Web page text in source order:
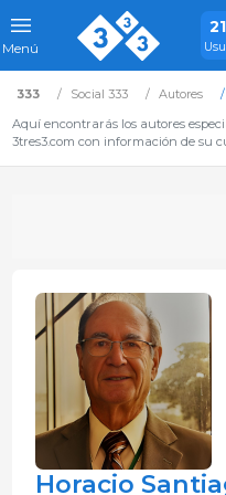
Menú
333 Social 333 Autores
Aquí encontrarás los autores
3tres3.com con información de su
Horacio